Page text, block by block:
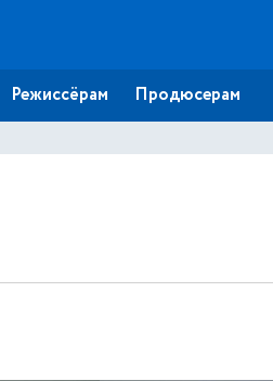
Режиссёрам Продюсерам